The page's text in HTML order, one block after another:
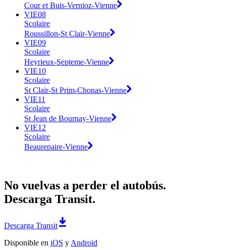
Cour et Buis-Vernioz-Vienne
VIE08
Scolaire
Roussillon-St Clair-Vienne
VIE09
Scolaire
Heyrieux-Septeme-Vienne
VIE10
Scolaire
St Clair-St Prim-Chonas-Vienne
VIE11
Scolaire
St Jean de Bournay-Vienne
VIE12
Scolaire
Beaurepaire-Vienne
No vuelvas a perder el autobús.
Descarga Transit.
Descarga Transit
Disponible en iOS y Android